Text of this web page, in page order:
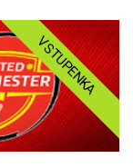
VSTUPENKA